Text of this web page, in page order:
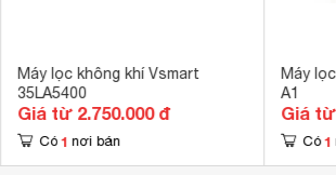
Máy lọc không khí Vsmart
35LA5400
Giá từ 2.750.000 đ
Có 1 nơi bán
Máy
A1
Giá từ
Có 1